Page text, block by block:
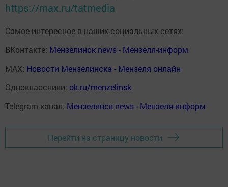
https://max.ru/tatmedia
Самое интересное в наших социальных сетях:
ВКонтакте: Мензелинск news - Мензеля-информ
MAX: Новости Мензелинска - Мензеля онлайн
Одноклассники: ok.ru/menzelinsk
Telegram-канал: Мензелинск news - Мензеля-информ
Перейти на страницу новости